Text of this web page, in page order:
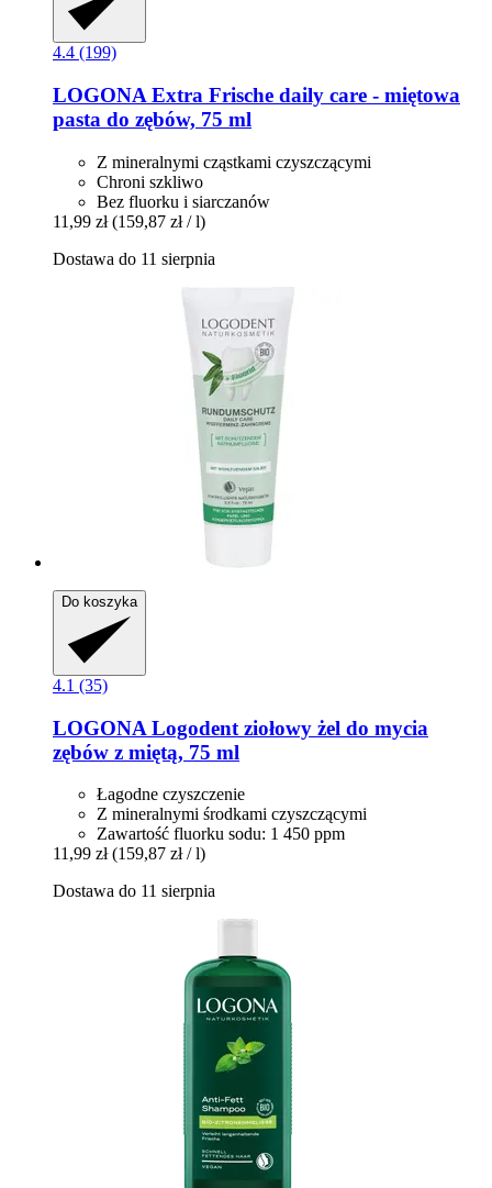
4.4 (199)
LOGONA Extra Frische daily care -​ miętowa
pasta do zębów, 75 ml
Z mineralnymi cząstkami czyszczącymi
Chroni szkliwo
Bez fluorku i siarczanów
11,99 zł (159,87 zł / l)
Dostawa do 11 sierpnia
Do koszyka
4.1 (35)
LOGONA Logodent ziołowy żel do mycia
zębów z miętą, 75 ml
Łagodne czyszczenie
Z mineralnymi środkami czyszczącymi
Zawartość fluorku sodu: 1 450 ppm
11,99 zł (159,87 zł / l)
Dostawa do 11 sierpnia